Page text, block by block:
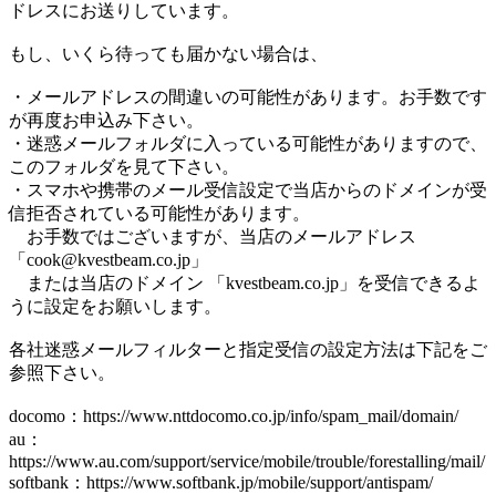
ドレスにお送りしています。
もし、いくら待っても届かない場合は、
・メールアドレスの間違いの可能性があります。お手数です
が再度お申込み下さい。
・迷惑メールフォルダに入っている可能性がありますので、
このフォルダを見て下さい。
・スマホや携帯のメール受信設定で当店からのドメインが受
信拒否されている可能性があります。
お手数ではございますが、当店のメールアドレス
「cook@kvestbeam.co.jp」
または当店のドメイン 「kvestbeam.co.jp」を受信できるよ
うに設定をお願いします。
各社迷惑メールフィルターと指定受信の設定方法は下記をご
参照下さい。
docomo：https://www.nttdocomo.co.jp/info/spam_mail/domain/
au：
https://www.au.com/support/service/mobile/trouble/forestalling/mail/
softbank：https://www.softbank.jp/mobile/support/antispam/